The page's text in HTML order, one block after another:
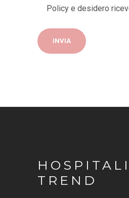
Policy e desidero
TREND